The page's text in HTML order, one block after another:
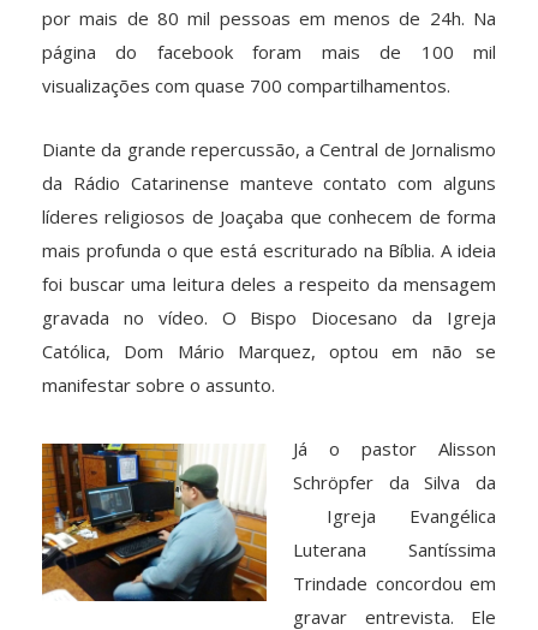
por mais de 80 mil pessoas em menos de 24h. Na
página do facebook foram mais de 100 mil
visualizações com quase 700 compartilhamentos.
Diante da grande repercussão, a Central de Jornalismo
da Rádio Catarinense manteve contato com alguns
líderes religiosos de Joaçaba que conhecem de forma
mais profunda o que está escriturado na Bíblia. A ideia
foi buscar uma leitura deles a respeito da mensagem
gravada no vídeo. O Bispo Diocesano da Igreja
Católica, Dom Mário Marquez, optou em não se
manifestar sobre o assunto.
Já o pastor Alisson
Schröpfer da Silva da
Igreja Evangélica
Luterana Santíssima
Trindade concordou em
gravar entrevista. Ele